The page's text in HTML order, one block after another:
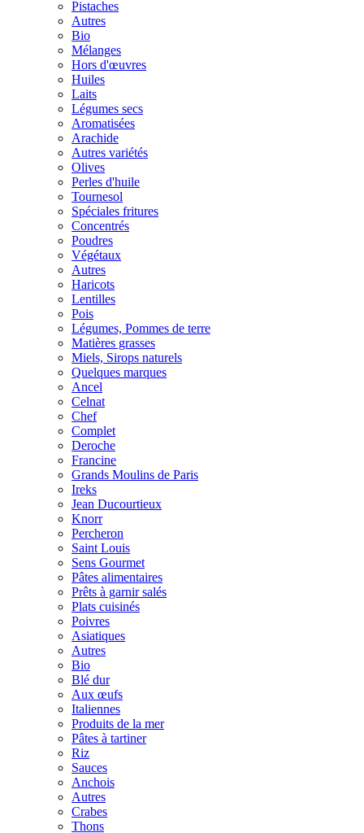
Pistaches
Autres
Bio
Mélanges
Hors d'œuvres
Huiles
Laits
Légumes secs
Aromatisées
Arachide
Autres variétés
Olives
Perles d'huile
Tournesol
Spéciales fritures
Concentrés
Poudres
Végétaux
Autres
Haricots
Lentilles
Pois
Légumes, Pommes de terre
Matières grasses
Miels, Sirops naturels
Quelques marques
Ancel
Celnat
Chef
Complet
Deroche
Francine
Grands Moulins de Paris
Ireks
Jean Ducourtieux
Knorr
Percheron
Saint Louis
Sens Gourmet
Pâtes alimentaires
Prêts à garnir salés
Plats cuisinés
Poivres
Asiatiques
Autres
Bio
Blé dur
Aux œufs
Italiennes
Produits de la mer
Pâtes à tartiner
Riz
Sauces
Anchois
Autres
Crabes
Thons